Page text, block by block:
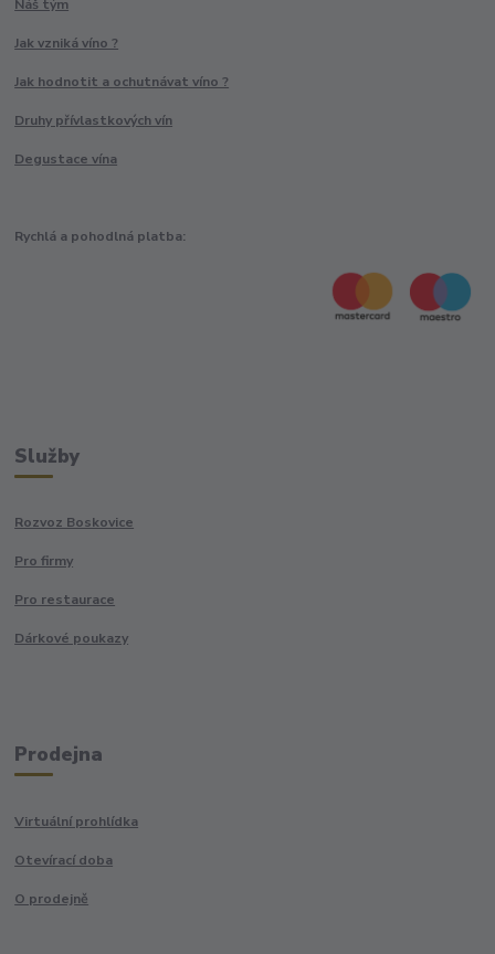
Náš tým
Jak vzniká víno ?
Jak hodnotit a ochutnávat víno ?
Druhy přívlastkových vín
Degustace vína
Rychlá a pohodlná platba:
Služby
Rozvoz Boskovice
Pro firmy
Pro restaurace
Dárkové poukazy
Prodejna
Virtuální prohlídka
Otevírací doba
O prodejně